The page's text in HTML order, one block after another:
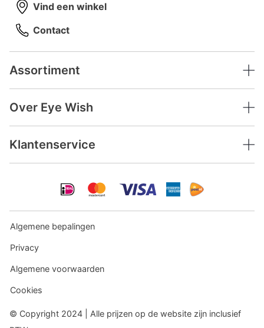
Assortiment
Over Eye Wish
Klantenservice
Vind een winkel
Contact
© Copyright 2024 | Alle prijzen op de website zijn inclusief
Algemene bepalingen
Privacy
Algemene voorwaarden
Cookies